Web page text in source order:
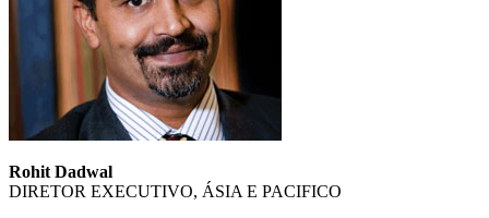
Rohit Dadwal
DIRETOR EXECUTIVO, ÁSIA E PACIFICO